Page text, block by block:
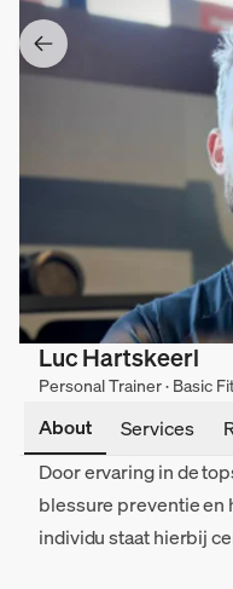
Luc Hartskeerl
Personal Trainer · Basic
About Services
Door ervaring in de
blessure preventie en
individu staat hierbij